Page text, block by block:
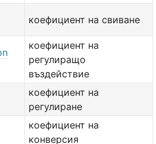
коефициент на свиване
коефициент на
регулиращо
въздействие
коефициент на
регулиране
коефициент на
конверсия